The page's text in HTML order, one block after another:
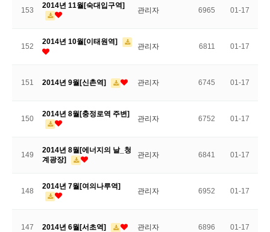
153
2014년 11월[숙대입구역]
관리자 6965 01-17
152
2014년 10월[이태원역]
관리자 6811 01-17
151 2014년 9월[신촌역] 관리자 6745 01-17
150
2014년 8월[충정로역 주변]
관리자 6752 01-17
149
2014년 8월[에너지의 날_청
계광장]
관리자 6841 01-17
148
2014년 7월[여의나루역]
관리자 6952 01-17
147 2014년 6월[서초역] 관리자 6896 01-17